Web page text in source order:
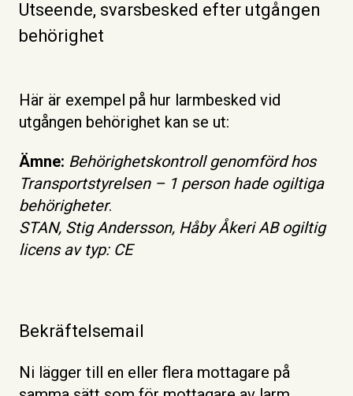
Utseende, svarsbesked efter utgången
behörighet
Här är exempel på hur larmbesked vid
utgången behörighet kan se ut:
Ämne: Behörighetskontroll genomförd hos
Transportstyrelsen – 1 person hade ogiltiga
behörigheter.
STAN, Stig Andersson, Håby Åkeri AB ogiltig
licens av typ: CE
Bekräftelsemail
Ni lägger till en eller flera mottagare på